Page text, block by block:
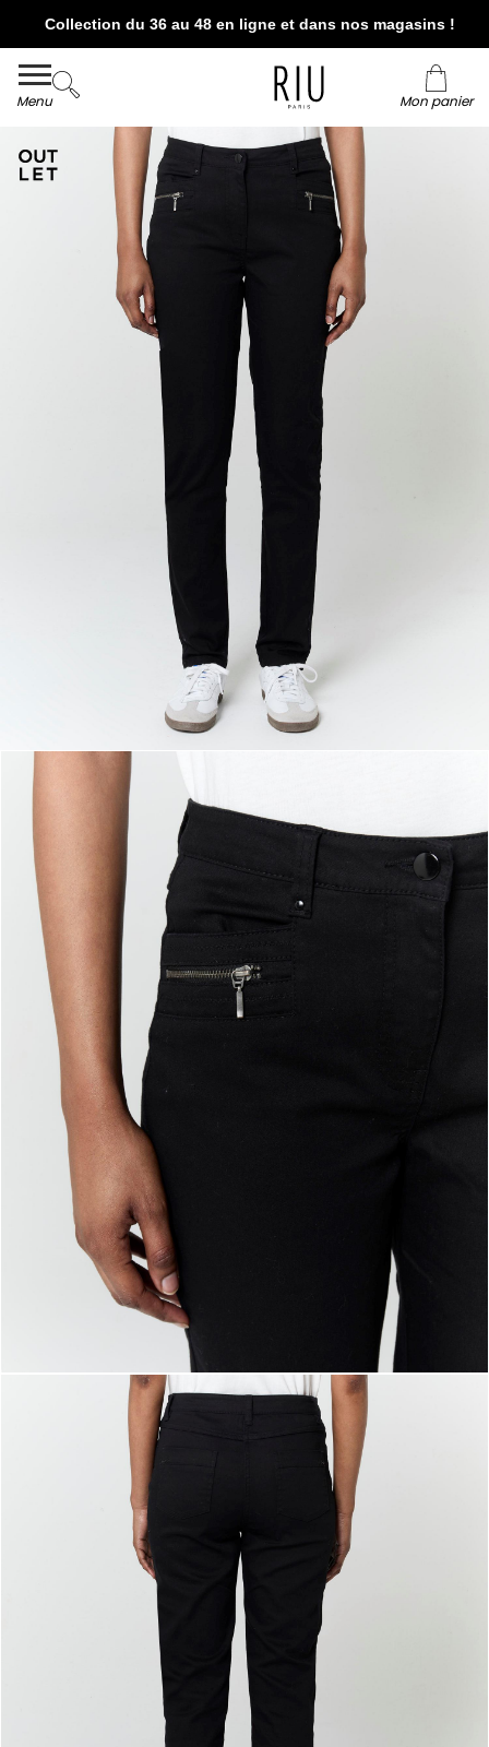
Collection du 36 au 48 en ligne et dans nos magasins !
Livraison et retour offerts* en boutiques RIU
Menu Mon panier